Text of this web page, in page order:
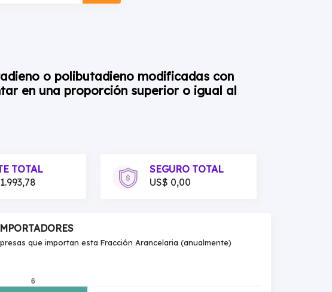
o polibutadieno modificadas con
en una proporción superior o igual al
TOTAL
SEGURO TOTAL
US$ 0,00
que importan esta Fracción Arancelaria (anualmente)